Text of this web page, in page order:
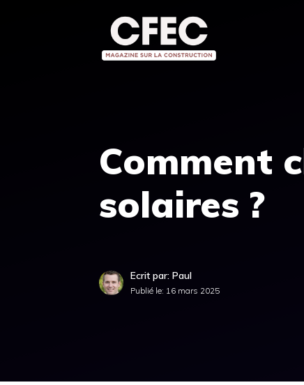
Comment
solaires ?
Ecrit par: Paul
Publié le: 16 mars 2025